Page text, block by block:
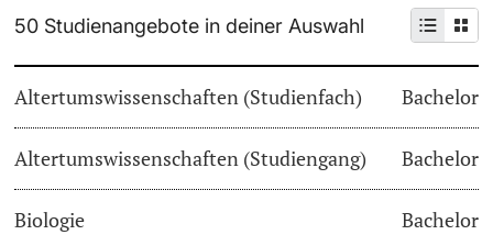
Doktorierende
Informationen, Veranstaltungen & Schnuppern
Studienberatung
Studienfachberatung
Weiterbildung
Universität
50 Studienangebote in deiner Auswahl
Altertumswissenschaften (Studienfach) Bachelor
Altertumswissenschaften (Studiengang) Bachelor
Biologie Bachelor